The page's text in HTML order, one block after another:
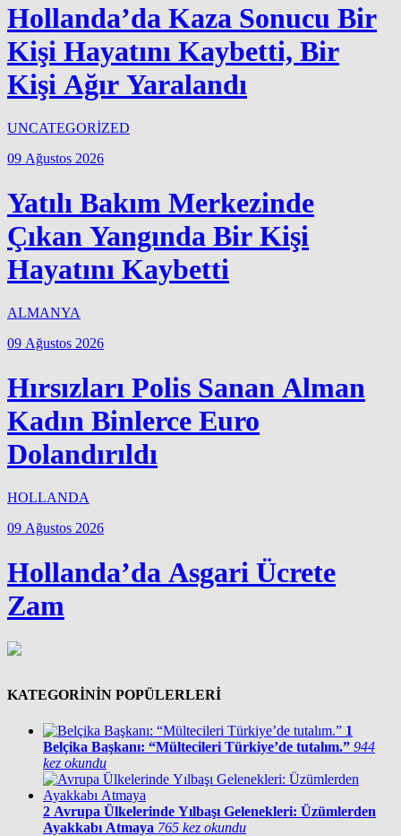
Hollanda’da Kaza Sonucu Bir
Kişi Hayatını Kaybetti, Bir
Kişi Ağır Yaralandı
UNCATEGORİZED
09 Ağustos 2026
Yatılı Bakım Merkezinde
Çıkan Yangında Bir Kişi
Hayatını Kaybetti
ALMANYA
09 Ağustos 2026
Hırsızları Polis Sanan Alman
Kadın Binlerce Euro
Dolandırıldı
HOLLANDA
09 Ağustos 2026
Hollanda’da Asgari Ücrete
Zam
KATEGORİNİN POPÜLERLERİ
1
Belçika Başkanı: “Mültecileri Türkiye’de tutalım.” 944
kez okundu
2 Avrupa Ülkelerinde Yılbaşı Gelenekleri: Üzümlerden
Ayakkabı Atmaya 765 kez okundu